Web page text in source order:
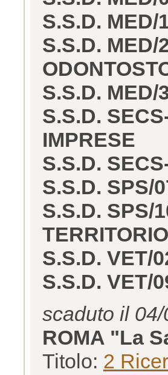
S.S.D. MED/
S.S.D. MED/
S.S.D. MED/
S.S.D.
IMPRESE
S.S.D.
S.S.D. SPS/
S.S.D. SPS/
TERRITORIO
S.S.D. VET/
S.S.D. VET/
scaduto il
ROMA "La
Titolo: 2